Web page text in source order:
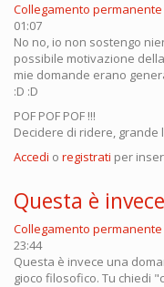
Collegamento permanente
01:07
No no, io non sostengo
possibile motivazione
mie domande erano
:D :D
POF POF POF !!!
Decidere di ridere, grande
Accedi o registrati per
Questa è
Collegamento permanente
23:44
Questa è invece una
gioco filosofico. Tu chiedi